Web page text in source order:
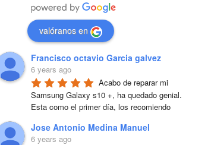
valóranos en
Francisco octavio Garcia galvez
6 years ago
Acabo de reparar mi
Samsung Galaxy s10 +, ha quedado genial.
Esta como el primer día, los recomiendo
Jose Antonio Medina Manuel
6 years ago